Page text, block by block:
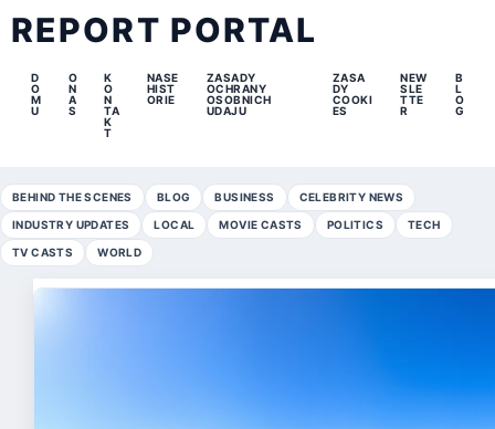
REPORT PORTAL
D
O
M
U
O
N
A
S
K
O
N
TA
K
T
NASE
HIST
ORIE
ZASADY
OCHRANY
OSOBNICH
UDAJU
ZASA
DY
COOKI
ES
NEW
SLE
TTE
R
B
L
O
G
BEHIND THE SCENES BLOG BUSINESS CELEBRITY NEWS
INDUSTRY UPDATES LOCAL MOVIE CASTS POLITICS TECH
TV CASTS WORLD